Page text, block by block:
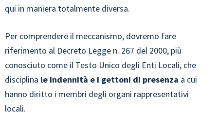
qui in maniera totalmente diversa.
Per comprendere il meccanismo, dovremo fare
riferimento al Decreto Legge n. 267 del 2000, più
conosciuto come il Testo Unico degli Enti Locali, che
disciplina le indennità e i gettoni di presenza a cui
hanno diritto i membri degli organi rappresentativi
locali.